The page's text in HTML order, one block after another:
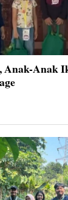
Anak-Anak